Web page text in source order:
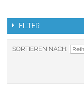
FILTER
SORTIEREN NACH